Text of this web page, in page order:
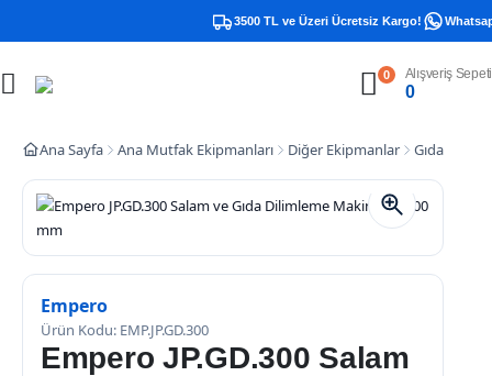
3500 TL ve Üzeri Ücretsiz Kargo!
0 Alışveriş Sepeti
0
Ana Sayfa Ana Mutfak Ekipmanları Diğer Ekipmanlar Gıda
Empero
Ürün Kodu: EMP.JP.GD.300
Empero JP.GD.300 Salam